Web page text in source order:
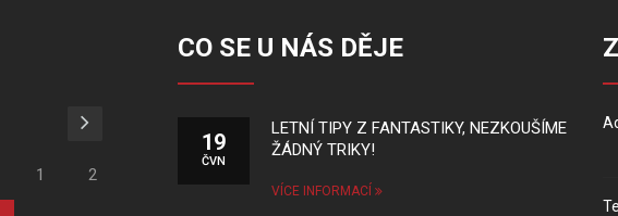
1 2
CO SE U NÁS DĚJE
19
ČVN
LETNÍ TIPY Z FANTASTIKY, NEZKOUŠÍME
ŽÁDNÝ TRIKY!
VÍCE INFORMACÍ